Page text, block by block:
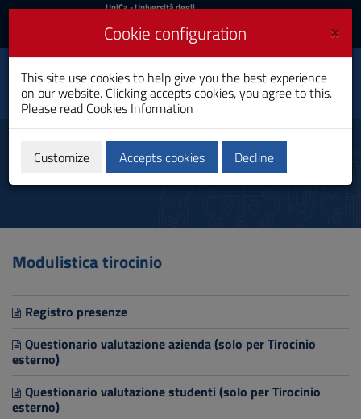
Skip
Content
to
Go
Footer
UniCa
Login
UniCa- Università degli
Login UniCA News
Toggle
navigation
Toxicological Sciences
and Quality Assurance
Bachelor's Degree
Modulistica
Modulistica tirocinio
Registro presenze
Questionario valutazione azienda (solo per Tirocinio
esterno)
Questionario valutazione studenti (solo per Tirocinio
esterno)
×
Cookie configuration
This site use cookies to help give you the best experience
on our website. Clicking accepts cookies, you agree to this.
Please read Cookies Information
Customize Accepts cookies Decline